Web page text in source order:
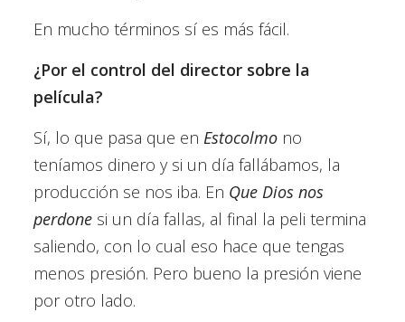
En mucho términos sí es más fácil.
¿Por el control del director sobre la
película?
Sí, lo que pasa que en Estocolmono
teníamos dinero y si un día fallábamos, la
producción se nos iba. En Que Dios nos
perdonesi un día fallas, al final la peli termina
saliendo, con lo cual eso hace que tengas
menos presión. Pero bueno la presión viene
por otro lado.